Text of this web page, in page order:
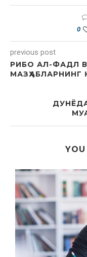
0
previous post
РИБО АЛ-ФАДЛ
МАЗҲАБЛАРНИНГ